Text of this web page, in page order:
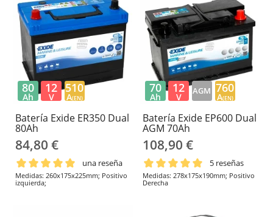
Batería Exide ER350 Dual
80Ah
84,80 €
una reseña
Medidas: 260x175x225mm; Positivo
izquierda;
80
Ah
12
V
510
A(EN)
Batería Exide EP600 Dual
AGM 70Ah
108,90 €
5 reseñas
Medidas: 278x175x190mm; Positivo
Derecha
70
Ah
12
V
AGM 760
A(EN)